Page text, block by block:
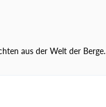
aus der Welt der Berge.